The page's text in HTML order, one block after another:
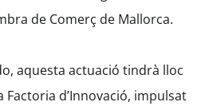
de Comerç de Mallorca.
aquesta actuació tindrà lloc
d’Innovació, impulsat